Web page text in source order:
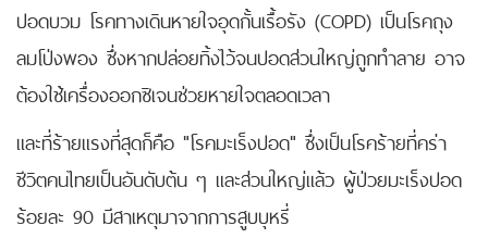
ปอดบวม โรคทางเดินหายใจอุดกั้นเรื้อรัง (COPD) เป็นโรคถุง
ลมโป่งพอง ซึ่งหากปล่อยทิ้งไว้จนปอดส่วนใหญ่ถูกทำลาย อาจ
ต้องใช้เครื่องออกซิเจนช่วยหายใจตลอดเวลา
และที่ร้ายแรงที่สุดก็คือ "โรคมะเร็งปอด" ซึ่งเป็นโรคร้ายที่คร่า
ชีวิตคนไทยเป็นอันดับต้น ๆ และส่วนใหญ่แล้ว ผู้ป่วยมะเร็งปอด
ร้อยละ 90 มีสาเหตุมาจากการสูบบุหรี่